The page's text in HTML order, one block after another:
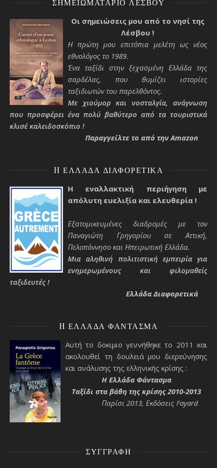
ΣΗΜΕΙΩΜΑΤΆΡΙΟ ΛΈΣΒΟΥ
Οι σημειώσεις μου από το νησί της
Λέσβου !
Η πρώτη μου επιτόπια μελέτη ως νέος
εθνολόγος το 1989.
Ένα ταξίδι στην ξεχασμένη Ελλάδα της
σαρδέλας, που θυμίζει ιστορίες
ταξιδιωτών του παρελθόντος.
Με χιούμορ και νοσταλγία, ανάγνωση
που προσφέρει ένα πολύ βαθύτερο από τα τουριστικά
κλισέ καλειδοσκόπιο !
Παραγγείλτε το από την Amazon
H ΕΛΛΆΔΑ ΔΙΑΦΟΡΕΤΙΚΆ
Η εναλλακτική περιήγηση με
απόλυτη ευελιξία και ελευθερία !
Εξατομικευμένες διαδρομές με τον
Παναγιώτη Γρηγορίου σε Αττική,
Πελοπόννησο και Ηπειρωτική Ελλάδα.
Μια αληθινή πολιτιστική εμπειρία για
ενημερωμένους και φιλομαθείς
ταξιδευτές !
Ελλάδα Διαφορετικά
H ΕΛΛΆΔΑ ΦΆΝΤΑΣΜΑ
Αυτή το δοκιμιο γεννήθηκε το 2011 και
ακολουθεί τη δουλειά μου διερεύνησης
και ανάλυσης της ελληνικής κρίσης :
H Ελλάδα Φάντασμα
Ταξίδι στα βάθη της κρίσης 2010-2013
Παρίσι 2013, Εκδόσεις Fayard
ΣΥΓΓΡΑΦΉ